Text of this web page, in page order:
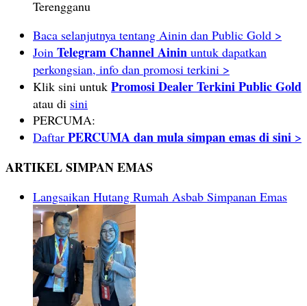
Terengganu
Baca selanjutnya tentang Ainin dan Public Gold >
Join Telegram Channel Ainin untuk dapatkan
perkongsian, info dan promosi terkini >
Klik sini untuk Promosi Dealer Terkini Public Gold
atau di sini
PERCUMA:
Daftar PERCUMA dan mula simpan emas di sini >
ARTIKEL SIMPAN EMAS
Langsaikan Hutang Rumah Asbab Simpanan Emas